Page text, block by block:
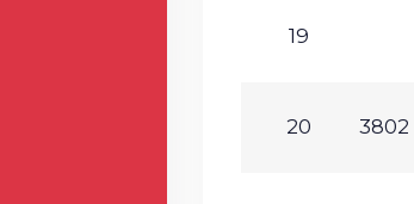
19
20 3802